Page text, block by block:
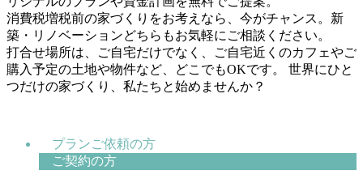
消費税増税前の家づくりをお考えなら、今がチャンス。新
築・リノベーションどちらもお気軽にご相談ください。
打合せ場所は、ご自宅だけでなく、ご自宅近くのカフェやご
購入予定の土地や物件など、どこでもOKです。 世界にひと
つだけの家づくり、私たちと始めませんか？
プランご依頼の方
ご契約の方